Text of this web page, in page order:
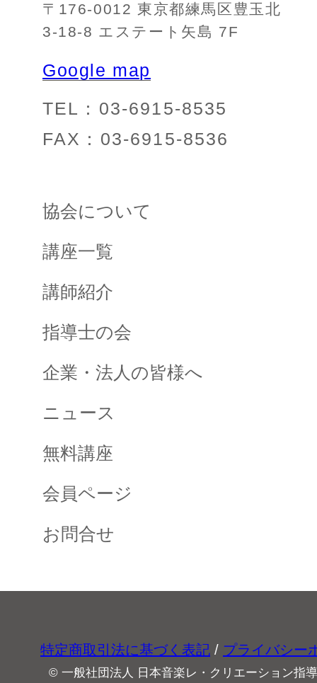
〒176-0012 東京都練馬区豊玉北
3-18-8 エステート矢島 7F
Google map
TEL：03-6915-8535
FAX：03-6915-8536
協会について
講座一覧
講師紹介
指導士の会
企業・法人の皆様へ
ニュース
無料講座
会員ページ
お問合せ
特定商取引法に基づく表記 / プライバシー
© 一般社団法人 日本音楽レ・クリエーション指